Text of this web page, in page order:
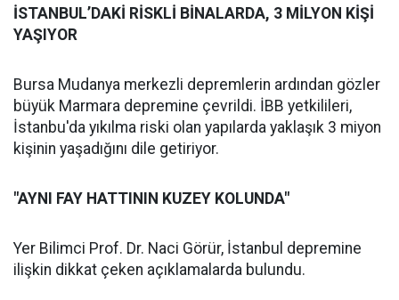
İSTANBUL’DAKİ RİSKLİ BİNALARDA, 3 MİLYON KİŞİ
YAŞIYOR
Bursa Mudanya merkezli depremlerin ardından gözler
büyük Marmara depremine çevrildi. İBB yetkilileri,
İstanbu'da yıkılma riski olan yapılarda yaklaşık 3 miyon
kişinin yaşadığını dile getiriyor.
"AYNI FAY HATTININ KUZEY KOLUNDA"
Yer Bilimci Prof. Dr. Naci Görür, İstanbul depremine
ilişkin dikkat çeken açıklamalarda bulundu.